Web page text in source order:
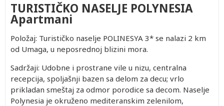
TURISTIČKO NASELJE POLYNESIA
Apartmani
Položaj: Turističko naselje POLINESYA 3* se nalazi 2 km
od Umaga, u neposrednoj blizini mora.
Sadržaji: Udobne i prostrane vile u nizu, centralna
recepcija, spoljašnji bazen sa delom za decu; vrlo
prikladan smeštaj za odmor porodice sa decom. Naselje
Polynesia je okruženo mediteranskim zelenilom,